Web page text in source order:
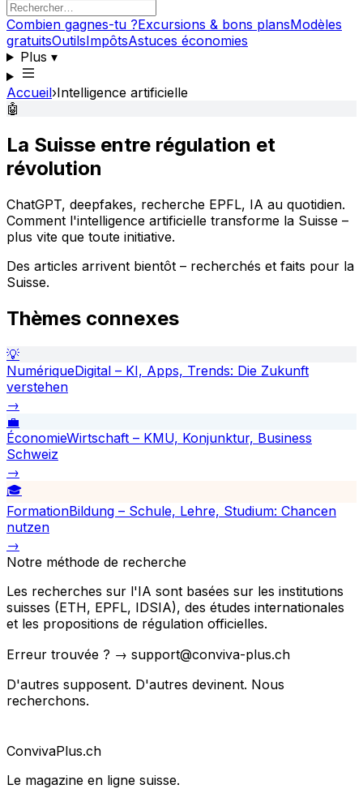
Combien gagnes-tu ?Excursions & bons plansModèles
gratuitsOutilsImpôtsAstuces économies
Plus ▾
Accueil›Intelligence artificielle
🤖
La Suisse entre régulation et
révolution
ChatGPT, deepfakes, recherche EPFL, IA au quotidien.
Comment l'intelligence artificielle transforme la Suisse –
plus vite que toute initiative.
Des articles arrivent bientôt – recherchés et faits pour la
Suisse.
Thèmes connexes
💡
NumériqueDigital – KI, Apps, Trends: Die Zukunft
verstehen
→
💼
ÉconomieWirtschaft – KMU, Konjunktur, Business
Schweiz
→
🎓
FormationBildung – Schule, Lehre, Studium: Chancen
nutzen
→
Notre méthode de recherche
Les recherches sur l'IA sont basées sur les institutions
suisses (ETH, EPFL, IDSIA), des études internationales
et les propositions de régulation officielles.
Erreur trouvée ? → support@conviva-plus.ch
D'autres supposent. D'autres devinent. Nous
recherchons.
ConvivaPlus.ch
Le magazine en ligne suisse.